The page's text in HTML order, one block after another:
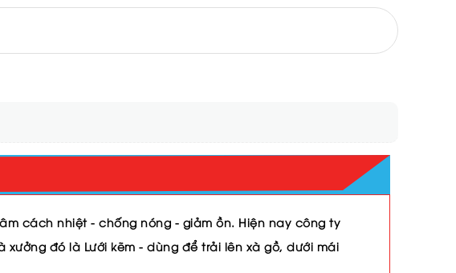
cách nhiệt - chống nóng - giảm ồn. Hiện nay công ty
xưởng đó là Lưới kẽm - dùng để trải lên xà gồ, dưới mái